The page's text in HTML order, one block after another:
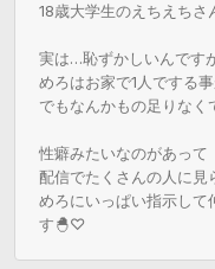
18歳大学生のえちえちさ
実は…恥ずかしいんです
めろはお家で1人でする
でもなんかもの足りなく
性癖みたいなのがあって
配信でたくさんの人に見
めろにいっぱい指示して
す🐣♡